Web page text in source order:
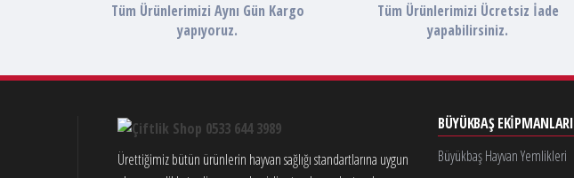
Tüm Ürünlerimizi Aynı Gün Kargo
yapıyoruz.
Tüm Ürünlerimizi Ücretsiz İade
yapabilirsiniz.
Ürettiğimiz bütün ürünlerin hayvan sağlığı standartlarına uygun
BÜYÜKBAŞ EKIPMANLARI
Büyükbaş Hayvan Yemlikleri